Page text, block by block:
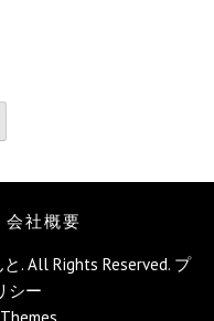
会社概要
. All Rights Reserved. プ
シー